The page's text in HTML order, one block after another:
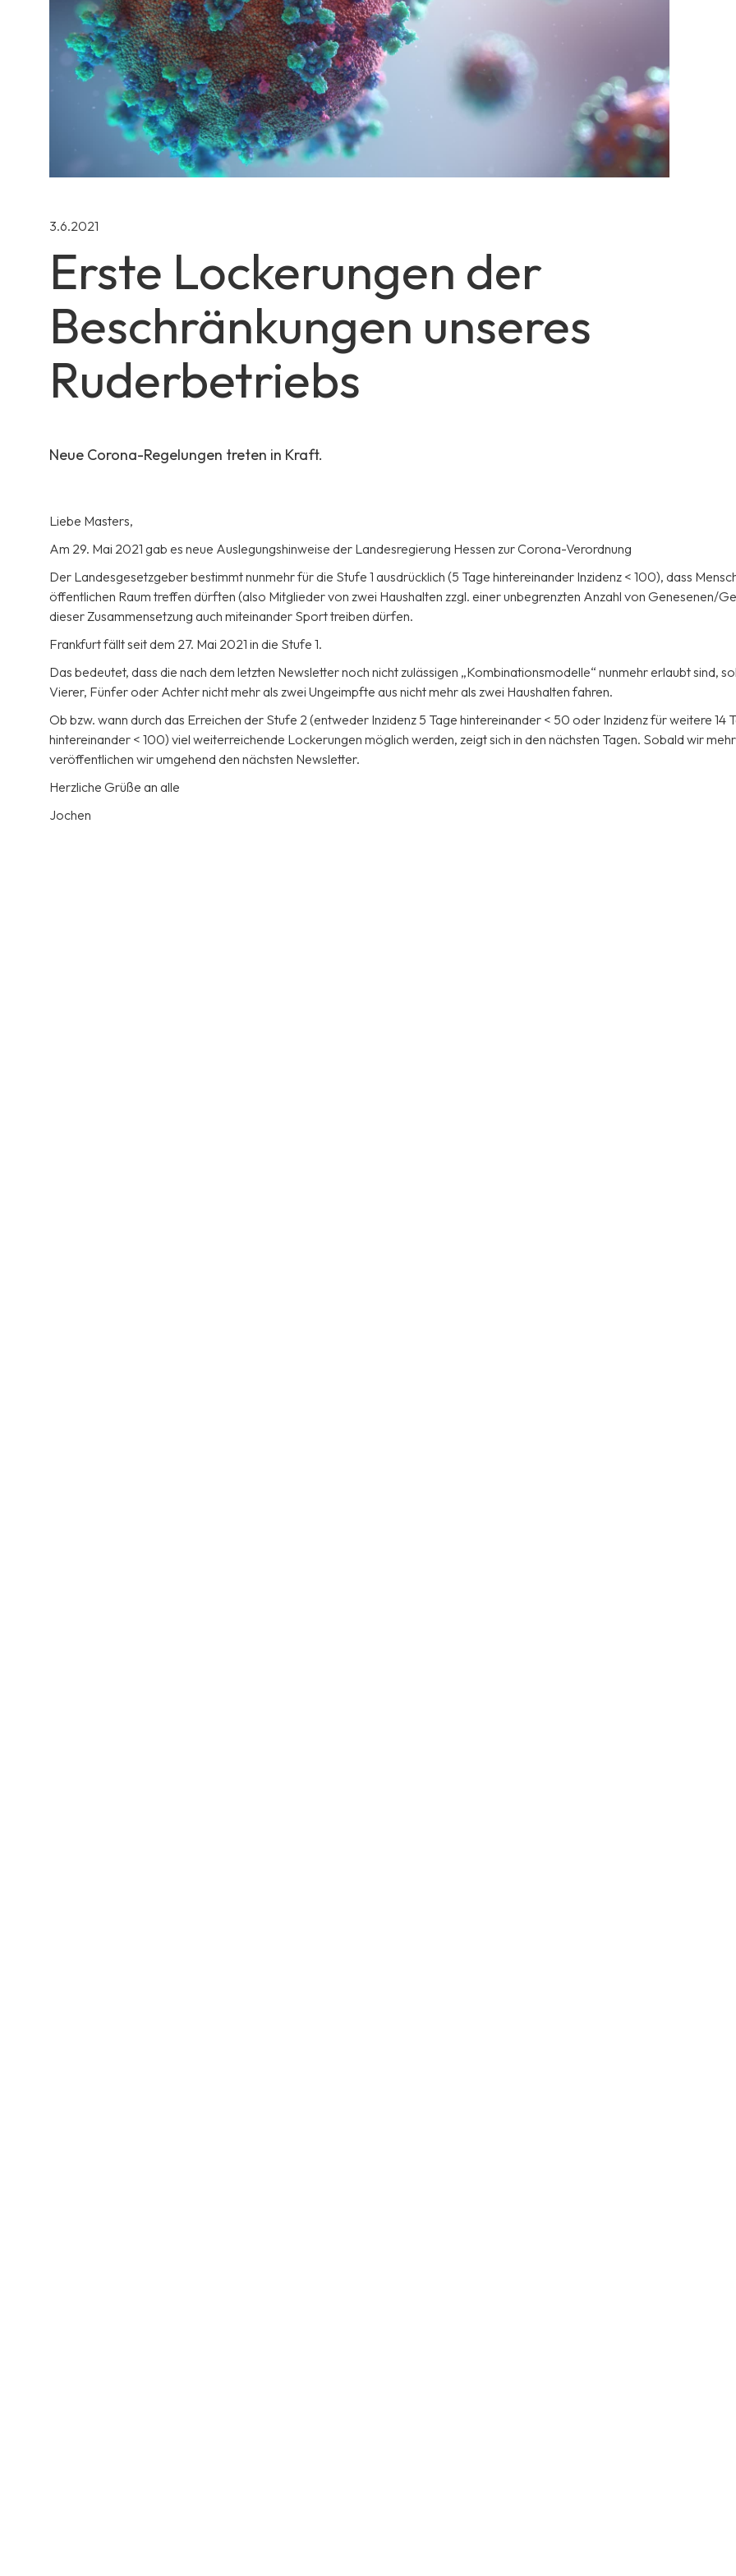
3.6.2021
Erste Lockerungen der
Beschränkungen unseres
Ruderbetriebs
Neue Corona-Regelungen treten in Kraft.
Liebe Masters,
Am 29. Mai 2021 gab es neue Auslegungshinweise der Landesregierung Hessen zur Corona-Verordnung
Der Landesgesetzgeber bestimmt nunmehr für die Stufe 1 ausdrücklich (5 Tage hintereinander Inzidenz < 100), dass
öffentlichen Raum treffen dürften (also Mitglieder von zwei Haushalten zzgl. einer unbegrenzten Anzahl von Genesenen/
dieser Zusammensetzung auch miteinander Sport treiben dürfen.
Frankfurt fällt seit dem 27. Mai 2021 in die Stufe 1.
Das bedeutet, dass die nach dem letzten Newsletter noch nicht zulässigen „Kombinationsmodelle“ nunmehr erlaubt sind,
Vierer, Fünfer oder Achter nicht mehr als zwei Ungeimpfte aus nicht mehr als zwei Haushalten fahren.
Ob bzw. wann durch das Erreichen der Stufe 2 (entweder Inzidenz 5 Tage hintereinander < 50 oder Inzidenz für weitere 14
hintereinander < 100) viel weiterreichende Lockerungen möglich werden, zeigt sich in den nächsten Tagen. Sobald wir
veröffentlichen wir umgehend den nächsten Newsletter.
Herzliche Grüße an alle
Jochen